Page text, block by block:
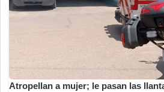
Atropellan a mujer; le pasan las